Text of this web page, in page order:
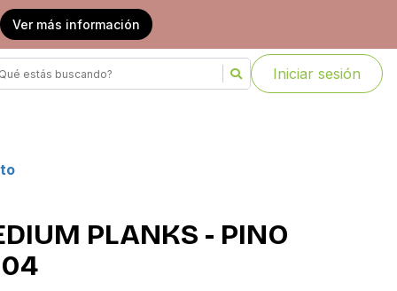
Ver más información
Iniciar sesión
PLANKS - PINO